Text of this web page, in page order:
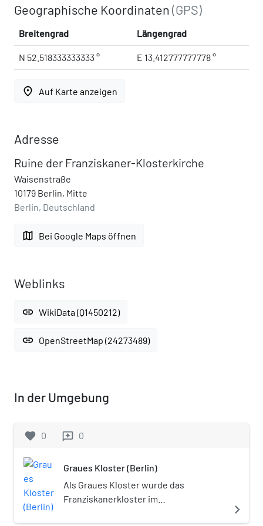
Geographische Koordinaten(GPS)
Breitengrad Längengrad
N 52.518333333333 ° E 13.412777777778 °
place Auf Karte anzeigen
Adresse
Ruine der Franziskaner-Klosterkirche
Waisenstraße
10179 Berlin, Mitte
Berlin, Deutschland
map Bei Google Maps öffnen
Weblinks
link WikiData (Q1450212)
link OpenStreetMap (24273489)
In der Umgebung
favorite 0 reviews 0
Graues Kloster (Berlin)
Als Graues Kloster wurde das
Franziskanerkloster im
navigate_next